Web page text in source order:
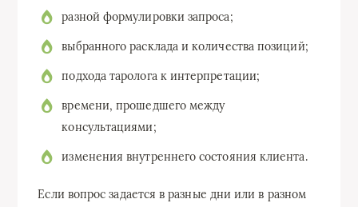
разной формулировки запроса;
выбранного расклада и количества позиций;
подхода таролога к интерпретации;
времени, прошедшего между
консультациями;
изменения внутреннего состояния клиента.
Если вопрос задается в разные дни или в разном